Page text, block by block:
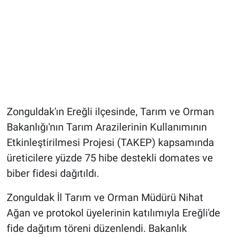
Zonguldak'ın Ereğli ilçesinde, Tarım ve Orman
Bakanlığı'nın Tarım Arazilerinin Kullanımının
Etkinleştirilmesi Projesi (TAKEP) kapsamında
üreticilere yüzde 75 hibe destekli domates ve
biber fidesi dağıtıldı.
Zonguldak İl Tarım ve Orman Müdürü Nihat
Ağan ve protokol üyelerinin katılımıyla Ereğli'de
fide dağıtım töreni düzenlendi. Bakanlık